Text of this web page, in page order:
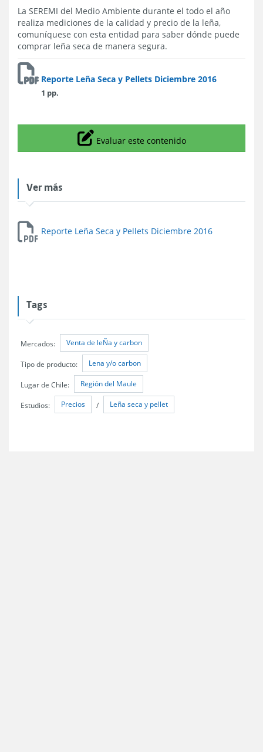
La SEREMI del Medio Ambiente durante el todo el año
realiza mediciones de la calidad y precio de la leña,
comuníquese con esta entidad para saber dónde puede
comprar leña seca de manera segura.
Reporte Leña Seca y Pellets Diciembre 2016
1 pp.
Icono
Evaluar este contenido
Ver más
Reporte Leña Seca y Pellets Diciembre 2016
Tags
Mercados: Venta de leÑa y carbon
Tipo de producto: Lena y/o carbon
Lugar de Chile: Región del Maule
Estudios: Precios / Leña seca y pellet